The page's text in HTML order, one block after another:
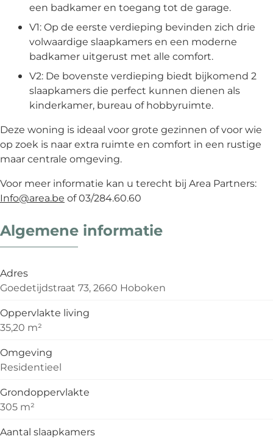
een badkamer en toegang tot de garage.
V1: Op de eerste verdieping bevinden zich drie
volwaardige slaapkamers en een moderne
badkamer uitgerust met alle comfort.
V2: De bovenste verdieping biedt bijkomend 2
slaapkamers die perfect kunnen dienen als
kinderkamer, bureau of hobbyruimte.
Deze woning is ideaal voor grote gezinnen of voor wie
op zoek is naar extra ruimte en comfort in een rustige
maar centrale omgeving.
Voor meer informatie kan u terecht bij Area Partners:
Info@area.be of 03/284.60.60
Algemene informatie
Adres
Goedetijdstraat 73, 2660 Hoboken
Oppervlakte living
35,20 m²
Omgeving
Residentieel
Grondoppervlakte
305 m²
Aantal slaapkamers